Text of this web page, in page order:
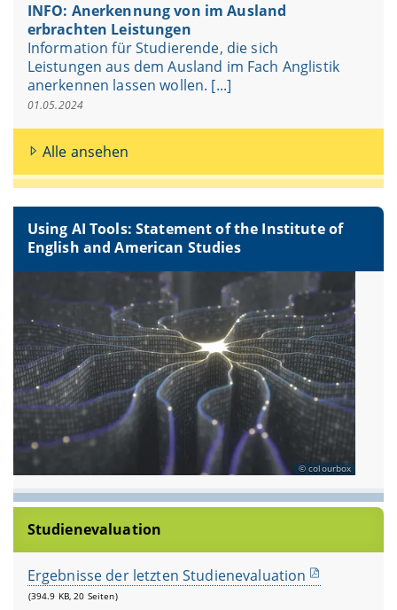
INFO: Anerkennung von im Ausland
erbrachten Leistungen
Information für Studierende, die sich
Leistungen aus dem Ausland im Fach Anglistik
anerkennen lassen wollen. [...]
01.05.2024
Alle ansehen
Using AI Tools: Statement of the Institute of
English and American Studies
colourbox
Studienevaluation
Ergebnisse der letzten Studienevaluation
(394.9 KB, 20 Seiten)